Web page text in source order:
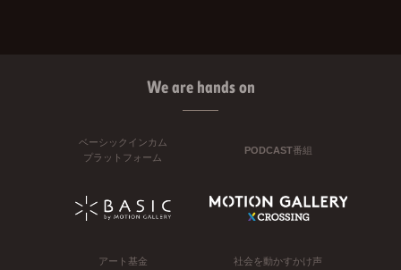
We are hands on
ベーシックインカム
プラットフォーム
PODCAST番組
アート基金 社会を動かすかけ声